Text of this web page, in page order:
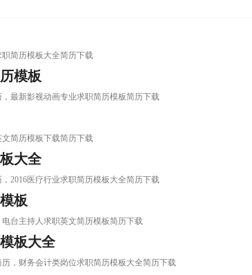
简历模板大全简历下载
模板
最新影视动画专业求职简历模板简历下载
简历模板下载简历下载
大全
2016医疗行业求职简历模板大全简历下载
板
台主持人求职英文简历模板简历下载
板大全
，财务会计类岗位求职简历模板大全简历下载